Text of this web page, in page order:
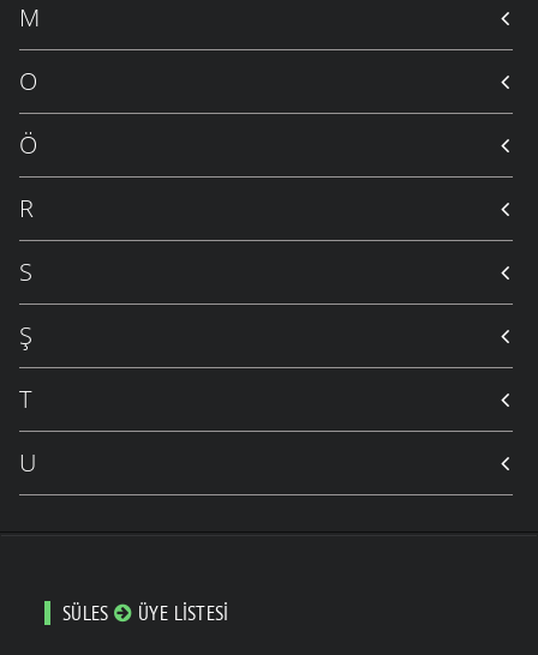
M
O
Ö
R
S
Ş
T
U
SÜLES ÜYE LISTESI